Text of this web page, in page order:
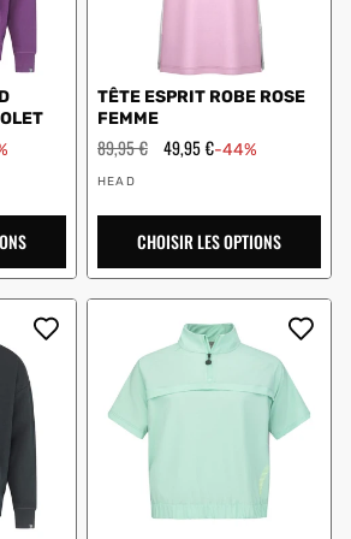
TÊTE ESPRIT ROBE ROSE
FEMME
Prix
régulier
89,95 € Prix
49,95 €-44%
Vendeur
HEAD
CHOISIR LES OPTIONS